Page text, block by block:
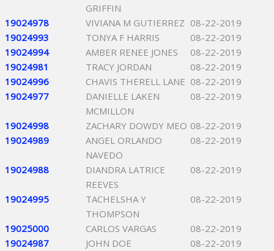
GRIFFIN
19024978 VIVIANA M GUTIERREZ 08-22-2019
19024993
TONYA F HARRIS
08-22-2019
19024994
AMBER RENEE JONES
08-22-2019
19024981
TRACY JORDAN
08-22-2019
19024996
CHAVIS THERELL LANE 08-22-2019
19024977
DANIELLE LAKEN
MCMILLON
08-22-2019
19024998 ZACHARY DOWDY MEO 08-22-2019
19024989
ANGEL ORLANDO
NAVEDO
08-22-2019
19024988
DIANDRA LATRICE
REEVES
08-22-2019
19024995
TACHELSHA Y
THOMPSON
08-22-2019
19025000 CARLOS VARGAS
08-22-2019
19024987
JOHN DOE
08-22-2019